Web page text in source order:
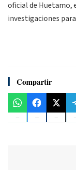
oficial de Huetamo,
investigaciones
Compartir